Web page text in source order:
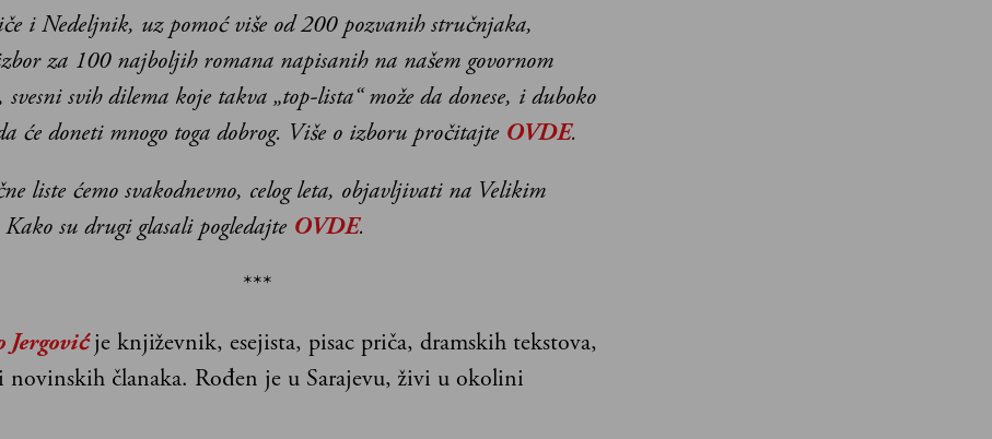
i Nedeljnik, uz pomoć više od 200 pozvanih stručnjaka,
za 100 najboljih romana napisanih na našem govornom
svih dilema koje takva „top-lista“ može da donese, i duboko
će doneti mnogo toga dobrog. Više o izboru pročitajte OVDE.
liste ćemo svakodnevno, celog leta, objavljivati na Velikim
su drugi glasali pogledajte OVDE.
***
je književnik, esejista, pisac priča, dramskih tekstova,
novinskih članaka. Rođen je u Sarajevu, živi u okolini